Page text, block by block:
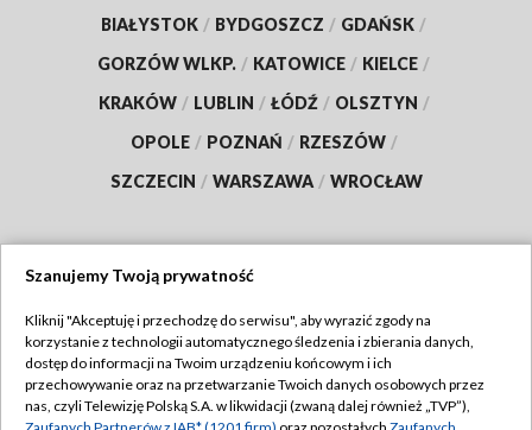
BIAŁYSTOK / BYDGOSZCZ / GDAŃSK /
GORZÓW WLKP. / KATOWICE / KIELCE /
KRAKÓW / LUBLIN / ŁÓDŹ / OLSZTYN /
OPOLE / POZNAŃ / RZESZÓW /
SZCZECIN / WARSZAWA / WROCŁAW
TVP
Abonament TVP
Emisja w TVP
Regulamin TVP
Szanujemy Twoją prywatność
Kliknij "Akceptuję i przechodzę do serwisu", aby wyrazić zgody na
korzystanie z technologii automatycznego śledzenia i zbierania danych,
dostęp do informacji na Twoim urządzeniu końcowym i ich
przechowywanie oraz na przetwarzanie Twoich danych osobowych przez
nas, czyli Telewizję Polską S.A. w likwidacji (zwaną dalej również „TVP”),